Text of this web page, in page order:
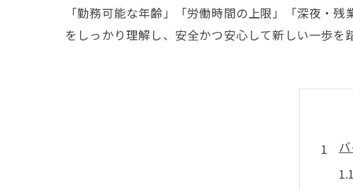
「勤務可能な年齢」「労働時間の上限」「深夜・
をしっかり理解し、安全かつ安心して新しい一歩を